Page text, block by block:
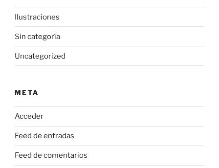
Ilustraciones
Sin categoría
Uncategorized
META
Acceder
Feed de entradas
Feed de comentarios